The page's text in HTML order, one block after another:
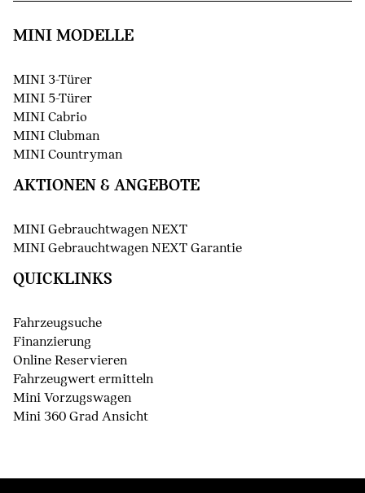
MINI MODELLE
MINI 3-Türer()
MINI 5-Türer
MINI Cabrio
MINI Clubman
MINI Countryman
AKTIONEN & ANGEBOTE
MINI Gebrauchtwagen NEXT
MINI Gebrauchtwagen NEXT Garantie
QUICKLINKS
Fahrzeugsuche
Finanzierung
Online Reservieren
Fahrzeugwert ermitteln
Mini Vorzugswagen
Mini 360 Grad Ansicht